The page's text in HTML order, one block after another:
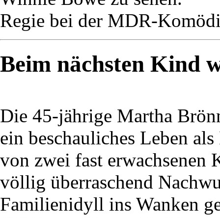
Regie bei der MDR-
Beim nächsten Kind
Die 45-jährige Martha
ein beschauliches Leben
von zwei fast erwachsenen
völlig überraschend
Familienidyll ins Wanken